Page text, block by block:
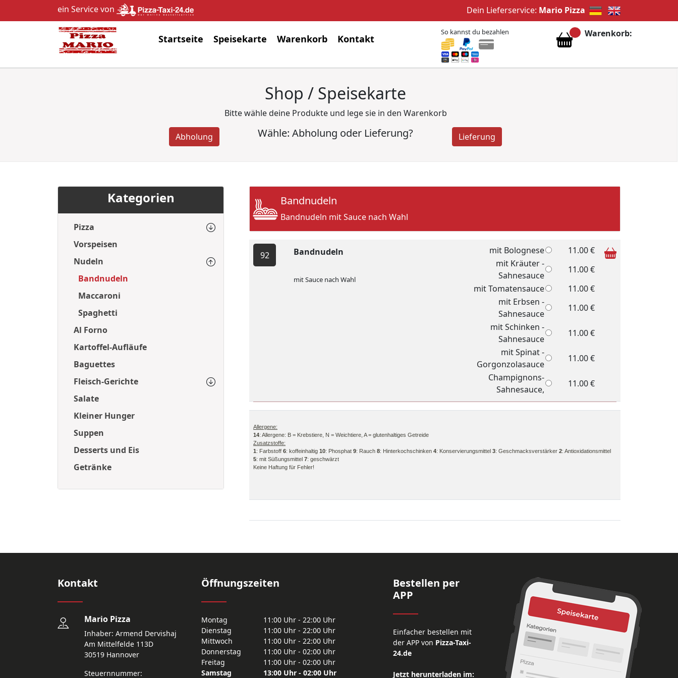
ein Service von Dein Lieferservice: Mario Pizza
Startseite Speisekarte Warenkorb Kontakt
So kannst du bezahlen Warenkorb:
Shop / Speisekarte
Bitte wähle deine Produkte und lege sie in den Warenkorb
Abholung Wähle: Abholung oder Lieferung? Lieferung
Kategorien
Pizza
Vorspeisen
Nudeln
Bandnudeln
Maccaroni
Spaghetti
Al Forno
Kartoffel-Aufläufe
Baguettes
Fleisch-Gerichte
Salate
Kleiner Hunger
Suppen
Desserts und Eis
Getränke
Bandnudeln
Bandnudeln mit Sauce nach Wahl
92 Bandnudeln
mit Sauce nach Wahl
mit Bolognese
11.00 €
mit Kräuter -
Sahnesauce
11.00 €
mit Tomatensauce
11.00 €
mit Erbsen -
Sahnesauce
11.00 €
mit Schinken -
Sahnesauce
11.00 €
mit Spinat -
Gorgonzolasauce
11.00 €
Champignons-
Sahnesauce,
11.00 €
Allergene:
14: Allergene: B = Krebstiere, N = Weichtiere, A = glutenhaltiges Getreide
Zusatzstoffe:
1: Farbstoff 6: koffeinhaltig 10: Phosphat 9: Rauch 8: Hinterkochschinken 4: Konservierungsmittel 3: Geschmacksverstärker 2: Antioxidationsmittel
5: mit Süßungsmittel 7: geschwärzt
Keine Haftung für Fehler!
Kontakt
Mario Pizza
Inhaber: Armend Dervishaj
Am Mittelfelde 113D
30519 Hannover
Steuernnummer:
Öffnungszeiten
Montag
11:00 Uhr - 22:00 Uhr
Dienstag
11:00 Uhr - 22:00 Uhr
Mittwoch
11:00 Uhr - 22:00 Uhr
Donnerstag
11:00 Uhr - 02:00 Uhr
Freitag
11:00 Uhr - 02:00 Uhr
Samstag
13:00 Uhr - 02:00 Uhr
Bestellen per
APP
Einfacher bestellen mit
der APP von Pizza-Taxi-
24.de
Jetzt herunterladen im: